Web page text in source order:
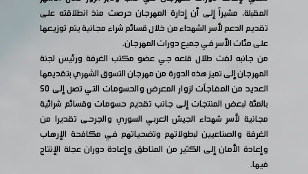
المقبلة، مشيراً إلى أن إدارة المهرجان حرصت منذ انطلاقته على
تقديم الدعم لأسر الشهداء من خلال قسائم شراء مجانية يتم توزيعها
على مئات الأسر في جميع دورات المهرجان.
من جانبه لفت طلال قلعه جي عضو مكتب الغرفة ورئيس لجنة
المهرجان إلى تميز هذه الدورة من مهرجان التسوق الشهري بتقديمها
العديد من المفاجآت لزوار المعرض والحسومات التي تصل إلى 50
بالمئة لبعض المنتجات إلى جانب تقديم حسومات وقسائم شرائية
مجانية لأسر شهداء الجيش العربي السوري والجرحى تقديرا من
الغرفة والصناعيين لبطولاتهم وتضحياتهم في مكافحة الإرهاب
وإعادة الأمان إلى الكثير من المناطق وإعادة دوران عجلة الإنتاج
فيها.